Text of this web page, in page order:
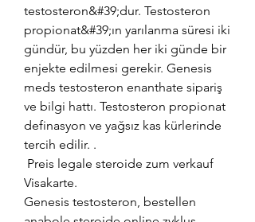
testosteron&#39;dur. Testosteron
propionat&#39;ın yarılanma süresi iki
gündür, bu yüzden her iki günde bir
enjekte edilmesi gerekir. Genesis
meds testosteron enanthate sipariş
ve bilgi hattı. Testosteron propionat
definasyon ve yağsız kas kürlerinde
tercih edilir. .
Visakarte.
Genesis testosteron, bestellen